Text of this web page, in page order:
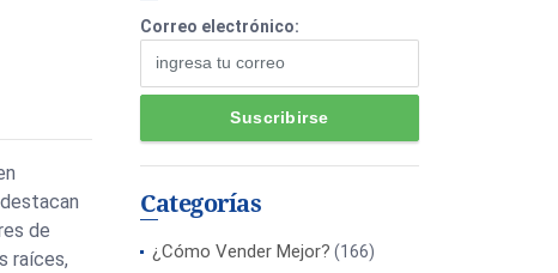
de
raíces,
Correo electrónico:
Categorías
¿Cómo Vender Mejor? (166)